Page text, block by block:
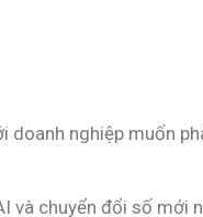
doanh nghiệp muốn
và chuyển đổi số mới